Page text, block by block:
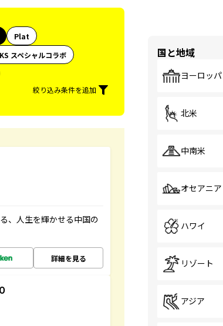
Plat
スペシャルコラボ
絞り込み条件を追加
、人生を輝かせる中国の
詳細を見る
国と地域
ヨーロッパ
北米
中南米
オセアニア
ハワイ
リゾート
アジア